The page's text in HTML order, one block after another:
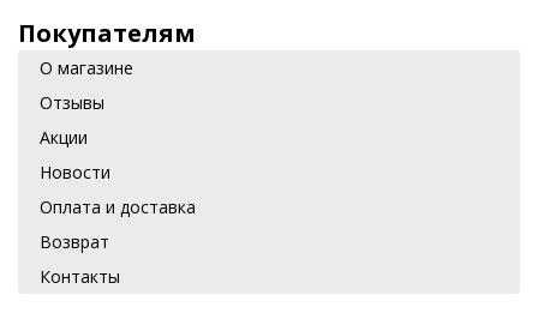
Покупателям
О магазине
Отзывы
Акции
Новости
Оплата и доставка
Возврат
Контакты